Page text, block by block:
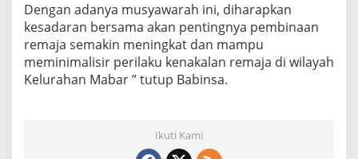
n
R
e
m
a
Dengan adanya musyawarah ini, diharapkan
kesadaran bersama akan pentingnya pembinaan
remaja semakin meningkat dan mampu
meminimalisir perilaku kenakalan remaja di wilayah
Kelurahan Mabar ” tutup Babinsa.
Ikuti Kami